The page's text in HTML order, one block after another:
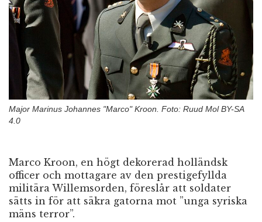
Major Marinus Johannes "Marco" Kroon. Foto: Ruud Mol BY-SA
4.0
Marco Kroon, en högt dekorerad holländsk
officer och mottagare av den prestigefyllda
militära Willemsorden, föreslår att soldater
sätts in för att säkra gatorna mot ”unga syriska
mäns terror”.